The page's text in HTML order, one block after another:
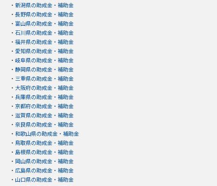
・ 新潟県の助成金・補助金
・ 長野県の助成金・補助金
・ 富山県の助成金・補助金
・ 石川県の助成金・補助金
・ 福井県の助成金・補助金
・ 愛知県の助成金・補助金
・ 岐阜県の助成金・補助金
・ 静岡県の助成金・補助金
・ 三重県の助成金・補助金
・ 大阪府の助成金・補助金
・ 兵庫県の助成金・補助金
・ 京都府の助成金・補助金
・ 滋賀県の助成金・補助金
・ 奈良県の助成金・補助金
・ 和歌山県の助成金・補助金
・ 鳥取県の助成金・補助金
・ 島根県の助成金・補助金
・ 岡山県の助成金・補助金
・ 広島県の助成金・補助金
・ 山口県の助成金・補助金